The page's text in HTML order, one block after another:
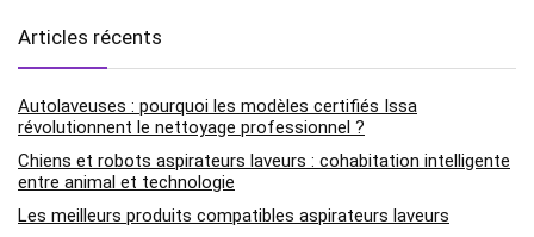
Articles récents
Autolaveuses : pourquoi les modèles certifiés Issa
révolutionnent le nettoyage professionnel ?
Chiens et robots aspirateurs laveurs : cohabitation intelligente
entre animal et technologie
Les meilleurs produits compatibles aspirateurs laveurs